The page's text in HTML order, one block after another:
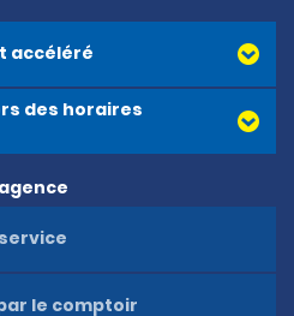
accéléré
des horaires
le comptoir